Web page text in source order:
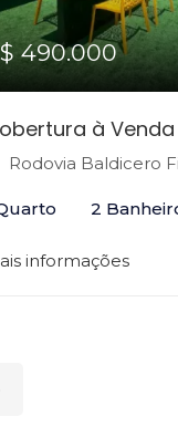
490.000
à
Rodovia Baldicero
2
informações